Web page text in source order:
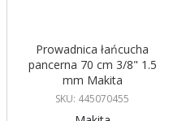
Prowadnica łańcucha
pancerna 70 cm 3/8" 1.5
mm Makita
SKU: 445070455